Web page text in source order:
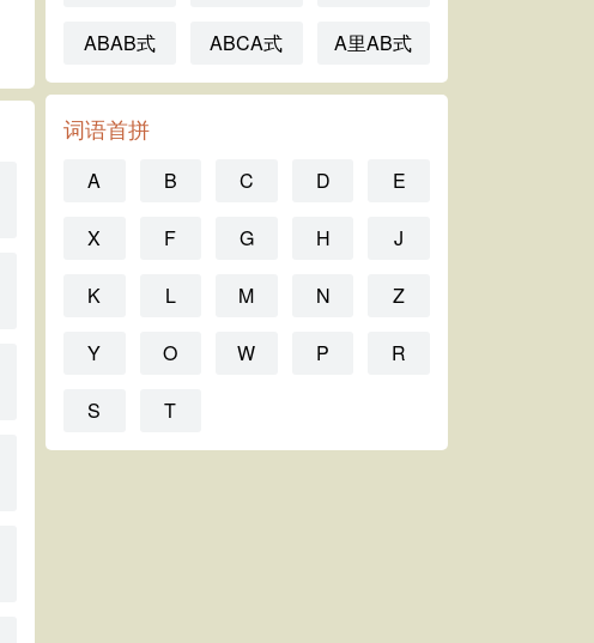
ABAB式 ABCA式 A里AB式
词语首拼
A B C D E
X F G H J
K L M N Z
Y O W P R
S T